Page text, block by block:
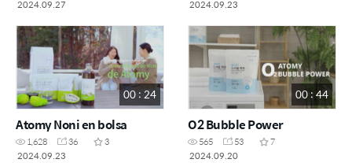
2024.09.27 2024.09.23
00 : 24
Atomy Noni en bolsa
1,628 36
3
2024.09.23
00 : 44
O2 Bubble Power
565 53
7
2024.09.20